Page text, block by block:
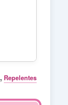
, Repelentes